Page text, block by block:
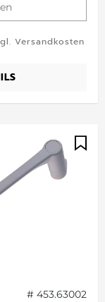
Versandkosten
# 453.63002